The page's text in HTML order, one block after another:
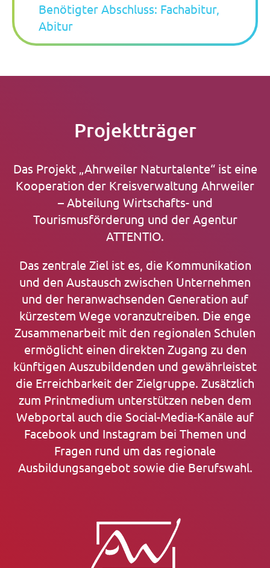
Benötigter Abschluss: Fachabitur,
Abitur
Projektträger
Das Projekt „Ahrweiler Naturtalente“ ist eine
Kooperation der Kreisverwaltung Ahrweiler
– Abteilung Wirtschafts- und
Tourismusförderung und der Agentur
ATTENTIO.
Das zentrale Ziel ist es, die Kommunikation
und den Austausch zwischen Unternehmen
und der heranwachsenden Generation auf
kürzestem Wege voranzutreiben. Die enge
Zusammenarbeit mit den regionalen Schulen
ermöglicht einen direkten Zugang zu den
künftigen Auszubildenden und gewährleistet
die Erreichbarkeit der Zielgruppe. Zusätzlich
zum Printmedium unterstützen neben dem
Webportal auch die Social-Media-Kanäle auf
Facebook und Instagram bei Themen und
Fragen rund um das regionale
Ausbildungsangebot sowie die Berufswahl.